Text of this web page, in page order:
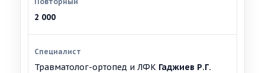
2 000
Травматолог-ортопед и ЛФК Гаджиев Р.Г.